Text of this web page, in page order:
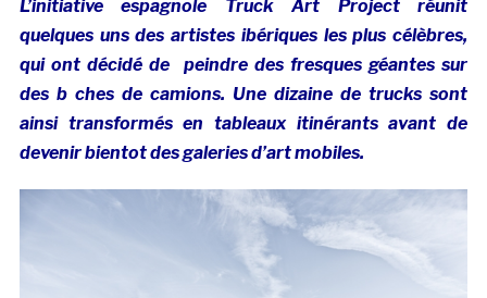
L’initiative espagnole Truck Art Project réunit
quelques uns des artistes ibériques les plus célèbres,
qui ont décidé de peindre des fresques géantes sur
des b ches de camions. Une dizaine de trucks sont
ainsi transformés en tableaux itinérants avant de
devenir bientot des galeries d’art mobiles.